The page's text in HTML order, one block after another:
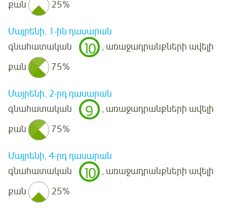
քան
25%
Մայրենի, 1-ին դասարան
գնահատական
10 , առաջադրանքների ավելի
քան
75%
Մայրենի, 2-րդ դասարան
գնահատական
9
, առաջադրանքների ավելի
քան
75%
Մայրենի, 4-րդ դասարան
գնահատական
10 , առաջադրանքների ավելի
քան
25%